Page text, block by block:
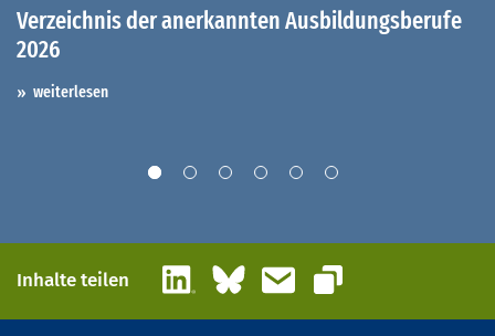
Verzeichnis der anerkannten Ausbildungsberufe
2026
weiterlesen
Inhalte teilen LinkedInBlueskyE-Mail
Link kopieren